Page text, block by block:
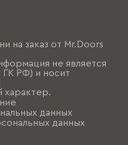
на заказ от Mr.Doors
не является
ГК РФ) и носит
данных
данных